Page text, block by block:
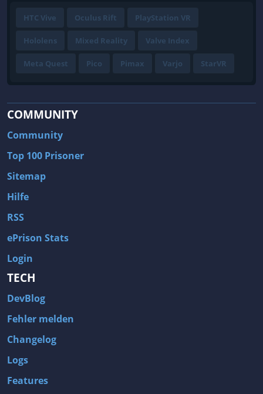
HTC Vive Oculus Rift PlayStation VR
Hololens Mixed Reality Valve Index
Meta Quest Pico Pimax Varjo StarVR
COMMUNITY
Community
Top 100 Prisoner
Sitemap
Hilfe
RSS
ePrison Stats
Login
TECH
DevBlog
Fehler melden
Changelog
Logs
Features